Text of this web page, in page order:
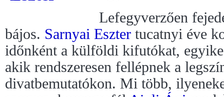
Lefegyverzően
bájos. Sarnyai Eszter tucatnyi éve
időnként a külföldi kifutókat,
akik rendszeresen fellépnek a
divatbemutatókon. Mi több,